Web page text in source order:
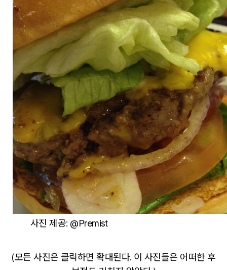
사진 제공: @Premist
(모든 사진은 클릭하면 확대된다. 이 사진들은 어떠한 후